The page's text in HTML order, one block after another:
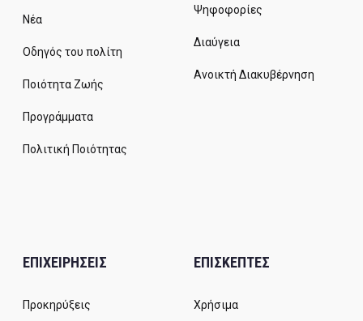
Νέα
Οδηγός του πολίτη
Ποιότητα Ζωής
Προγράμματα
Πολιτική Ποιότητας
Ψηφοφορίες
Διαύγεια
Ανοικτή Διακυβέρνηση
ΕΠΙΧΕΙΡΗΣΕΙΣ
Προκηρύξεις
ΕΠΙΣΚΕΠΤΕΣ
Χρήσιμα